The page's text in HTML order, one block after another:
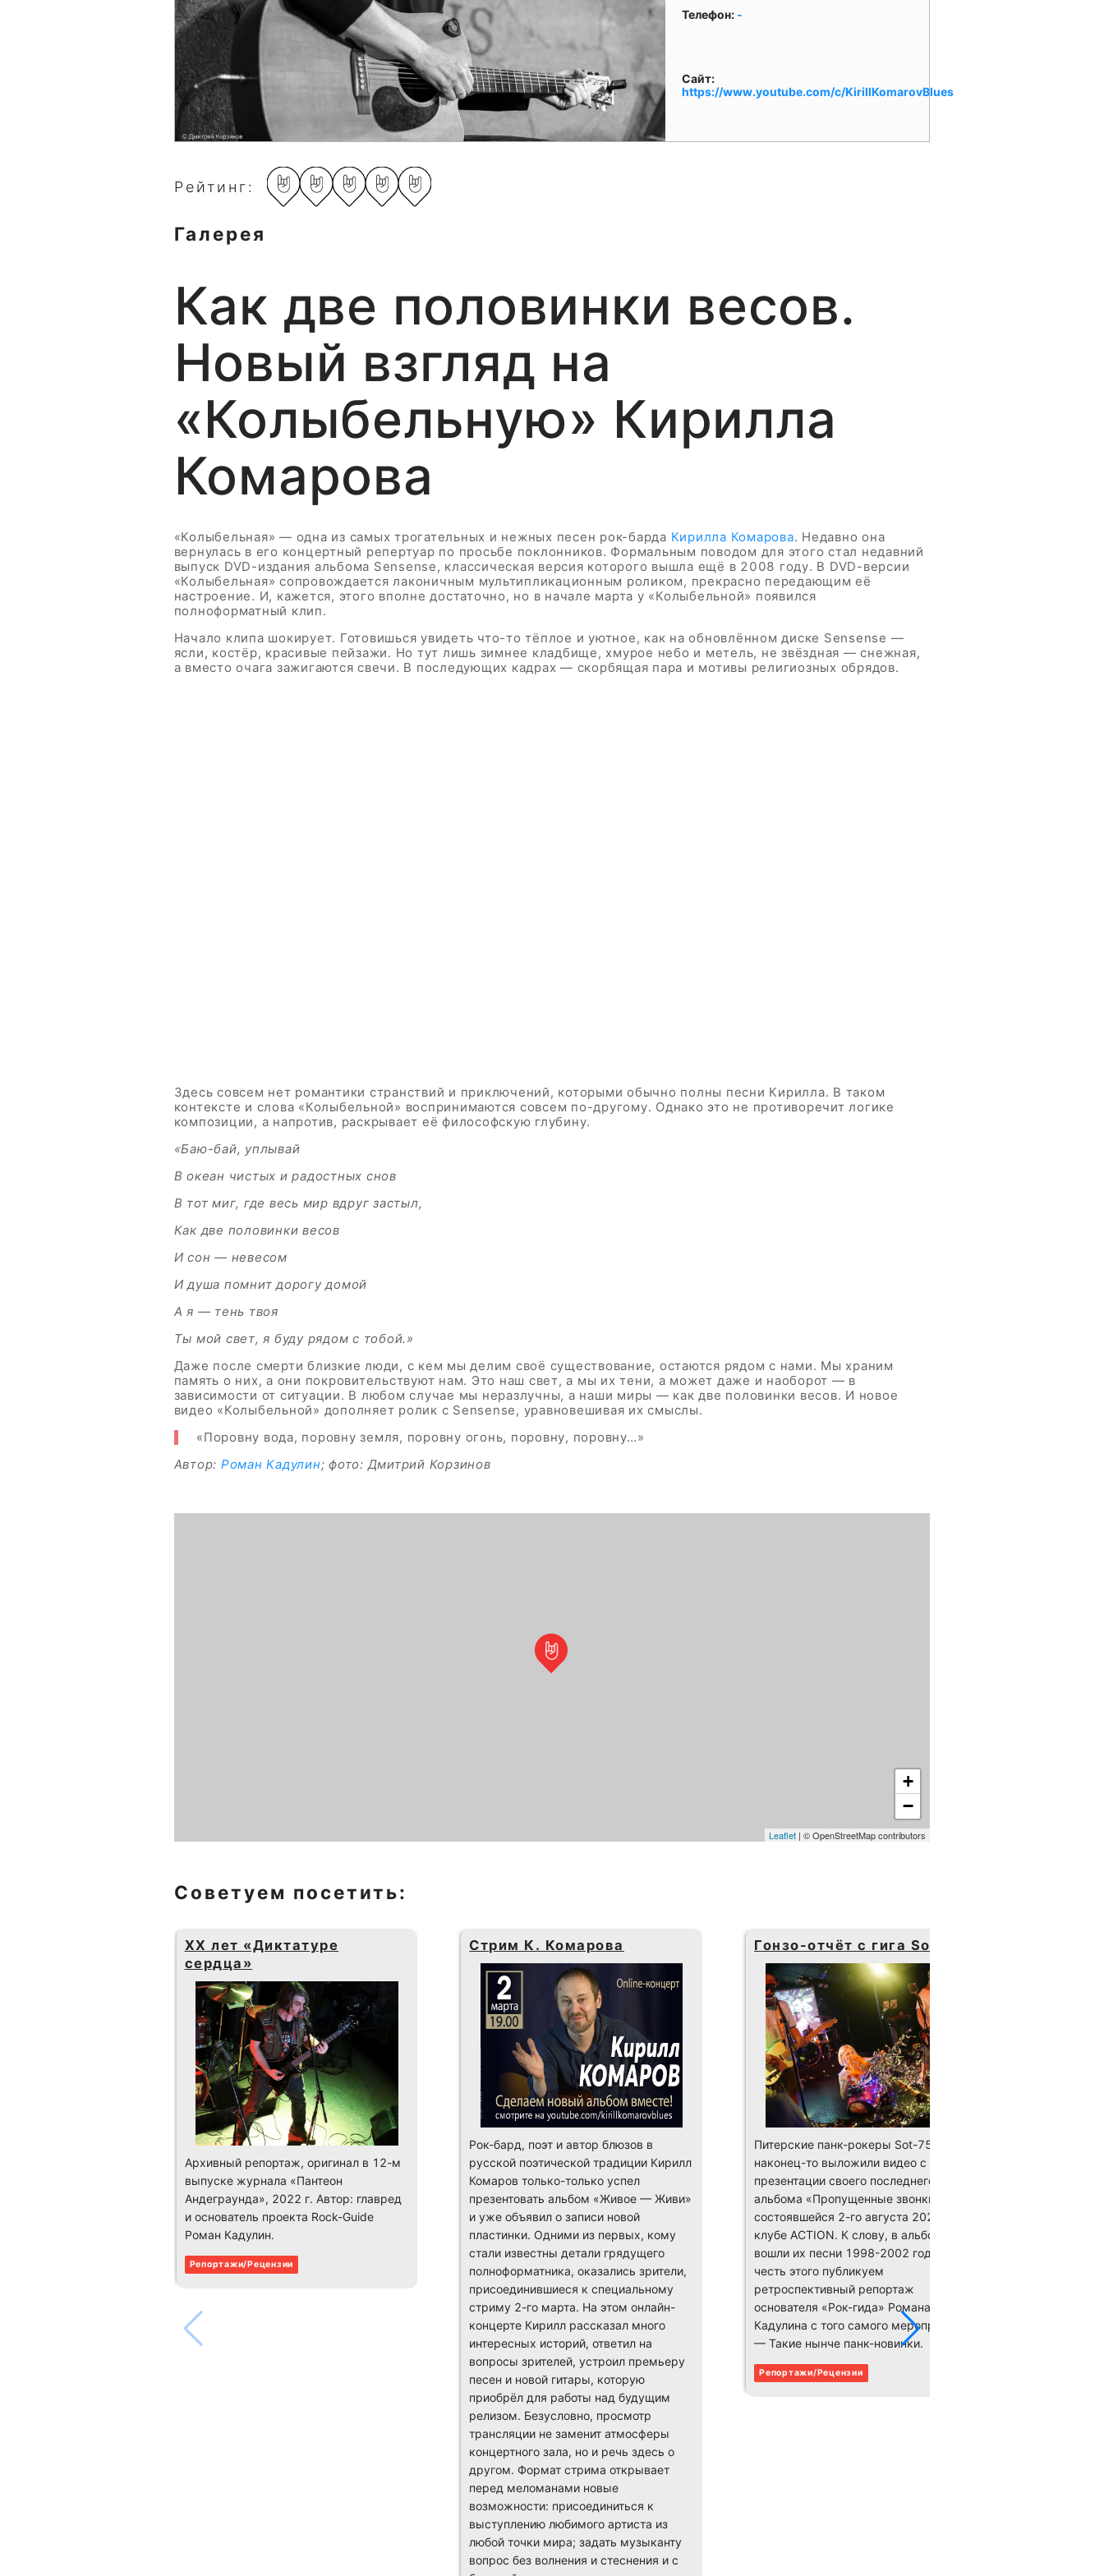
Телефон: -
Сайт:
https://www.youtube.com/c/KirillKomarovBlues
Рейтинг:
Галерея
Как две половинки весов.
Новый взгляд на
«Колыбельную» Кирилла
Комарова
«Колыбельная» — одна из самых трогательных и нежных песен рок-барда Кирилла Комарова. Недавно она
вернулась в его концертный репертуар по просьбе поклонников. Формальным поводом для этого стал недавний
выпуск DVD-издания альбома Sensense, классическая версия которого вышла ещё в 2008 году. В DVD-версии
«Колыбельная» сопровождается лаконичным мультипликационным роликом, прекрасно передающим её
настроение. И, кажется, этого вполне достаточно, но в начале марта у «Колыбельной» появился
полноформатный клип.
Начало клипа шокирует. Готовишься увидеть что-то тёплое и уютное, как на обновлённом диске Sensense —
ясли, костёр, красивые пейзажи. Но тут лишь зимнее кладбище, хмурое небо и метель, не звёздная — снежная,
а вместо очага зажигаются свечи. В последующих кадрах — скорбящая пара и мотивы религиозных обрядов.
Здесь совсем нет романтики странствий и приключений, которыми обычно полны песни Кирилла. В таком
контексте и слова «Колыбельной» воспринимаются совсем по-другому. Однако это не противоречит логике
композиции, а напротив, раскрывает её философскую глубину.
«Баю-бай, уплывай
В океан чистых и радостных снов
В тот миг, где весь мир вдруг застыл,
Как две половинки весов
И сон — невесом
И душа помнит дорогу домой
А я — тень твоя
Ты мой свет, я буду рядом с тобой.»
Даже после смерти близкие люди, с кем мы делим своё существование, остаются рядом с нами. Мы храним
память о них, а они покровительствуют нам. Это наш свет, а мы их тени, а может даже и наоборот — в
зависимости от ситуации. В любом случае мы неразлучны, а наши миры — как две половинки весов. И новое
видео «Колыбельной» дополняет ролик с Sensense, уравновешивая их смыслы.
«Поровну вода, поровну земля, поровну огонь, поровну, поровну…»
Автор: Роман Кадулин; фото: Дмитрий Корзинов
+
−
Leaflet | © OpenStreetMap contributors
Советуем посетить:
XX лет «Диктатуре
сердца»
Архивный репортаж, оригинал в 12-м
выпуске журнала «Пантеон
Андеграунда», 2022 г. Автор: главред
и основатель проекта Rock-Guide
Роман Кадулин.
Репортажи/Рецензии
Стрим К. Комарова
Рок-бард, поэт и автор блюзов в
русской поэтической традиции Кирилл
Комаров только-только успел
презентовать альбом «Живое — Живи»
и уже объявил о записи новой
пластинки. Одними из первых, кому
стали известны детали грядущего
полноформатника, оказались зрители,
присоединившиеся к специальному
стриму 2-го марта. На этом онлайн-
концерте Кирилл рассказал много
интересных историй, ответил на
вопросы зрителей, устроил премьеру
песен и новой гитары, которую
приобрёл для работы над будущим
релизом. Безусловно, просмотр
трансляции не заменит атмосферы
концертного зала, но и речь здесь о
другом. Формат стрима открывает
перед меломанами новые
возможности: присоединиться к
выступлению любимого артиста из
любой точки мира; задать музыканту
вопрос без волнения и стеснения и с
Гонзо-отчёт с гига Sot-75
Питерские панк-рокеры Sot-75
наконец-то выложили видео с
презентации своего последнего
альбома «Пропущенные звонки»,
состоявшейся 2-го августа 2024-го в
клубе AСTION. К слову, в альбом
вошли их песни 1998-2002 годов. В
честь этого публикуем
ретроспективный репортаж
основателя «Рок-гида» Романа
Кадулина с того самого мероприятия.
— Такие нынче панк-новинки.
Репортажи/Рецензии